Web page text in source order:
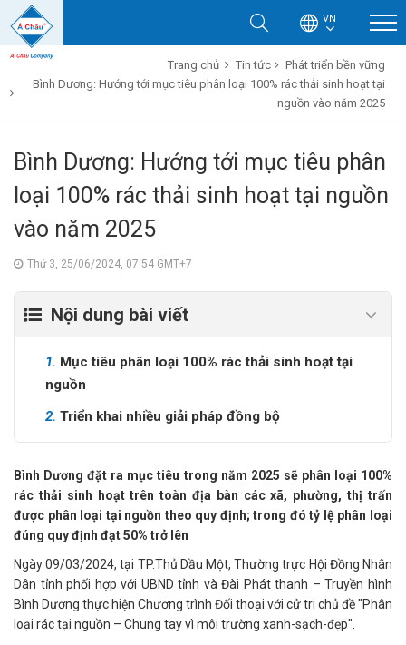
VN
Trang chủ Tin tức
Phát triển bền vững
Bình Dương: Hướng tới mục tiêu phân loại 100% rác thải sinh hoạt tại
nguồn vào năm 2025
Bình Dương: Hướng tới mục tiêu phân
loại 100% rác thải sinh hoạt tại nguồn
vào năm 2025
Thứ 3, 25/06/2024, 07:54 GMT+7
Nội dung bài viết
1. Mục tiêu phân loại 100% rác thải sinh hoạt tại
nguồn
2. Triển khai nhiều giải pháp đồng bộ
Bình Dương đặt ra mục tiêu trong năm 2025 sẽ phân loại 100%
rác thải sinh hoạt trên toàn địa bàn các xã, phường, thị trấn
được phân loại tại nguồn theo quy định; trong đó tỷ lệ phân loại
đúng quy định đạt 50% trở lên
Ngày 09/03/2024, tại TP.Thủ Dầu Một, Thường trực Hội Đồng Nhân
Dân tỉnh phối hợp với UBND tỉnh và Đài Phát thanh – Truyền hình
Bình Dương thực hiện Chương trình Đối thoại với cử tri chủ đề "Phân
loại rác tại nguồn – Chung tay vì môi trường xanh-sạch-đẹp".​​